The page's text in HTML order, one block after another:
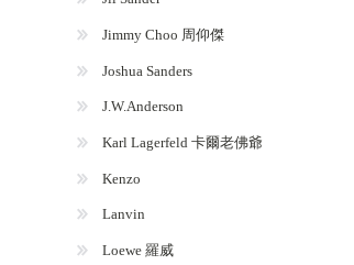
Jimmy Choo 周仰傑
Joshua Sanders
J.W.Anderson
Karl Lagerfeld 卡爾老佛爺
Kenzo
Lanvin
Loewe 羅威